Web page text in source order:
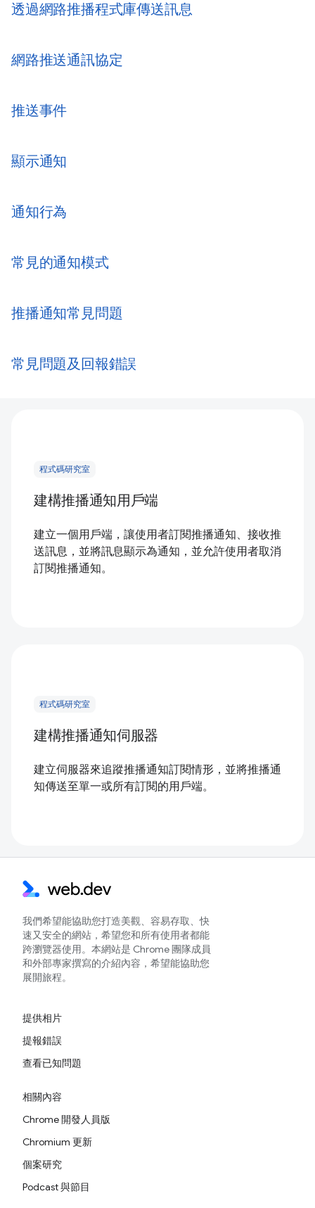
透過網路推播程式庫傳送訊息
網路推送通訊協定
推送事件
顯示通知
通知行為
常見的通知模式
推播通知常見問題
常見問題及回報錯誤
程式碼研究室
建構推播通知用戶端
建立一個用戶端，讓使用者訂閱推播通知、接收推
送訊息，並將訊息顯示為通知，並允許使用者取消
訂閱推播通知。
程式碼研究室
建構推播通知伺服器
建立伺服器來追蹤推播通知訂閱情形，並將推播通
知傳送至單一或所有訂閱的用戶端。
我們希望能協助您打造美觀、容易存取、快
速又安全的網站，希望您和所有使用者都能
跨瀏覽器使用。本網站是 Chrome 團隊成員
和外部專家撰寫的介紹內容，希望能協助您
展開旅程。
提供相片
提報錯誤
查看已知問題
相關內容
Chrome 開發人員版
Chromium 更新
個案研究
Podcast 與節目